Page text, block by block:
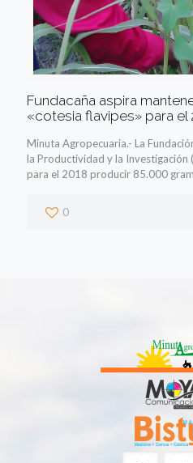
Fundacaña aspira
«cotesia flavipes» para el
Minuta Agropecuaria.- La
la Productividad y la Investigación
para el 2018 producir 85.000
0